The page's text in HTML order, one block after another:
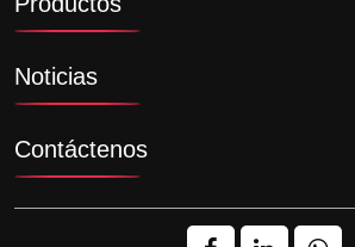
Noticias
Contáctenos